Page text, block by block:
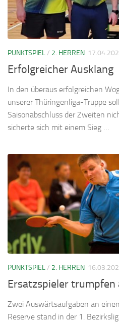
PUNKTSPIEL/ 2. HERREN
Erfolgreicher Ausklang
In den überaus erfolgreichen
unserer Thüringenliga-Truppe
Saisonabschluss der Zweiten
sicherte sich mit einem Sieg …
PUNKTSPIEL/ 2. HERREN
Ersatzspieler trumpfen
Zwei Auswärtsaufgaben an
Reserve stand in der 1.